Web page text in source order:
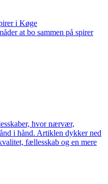
i Køge
at bo sammen på spirer
hvor nærvær,
i hånd. Artiklen dykker ned
fællesskab og en mere